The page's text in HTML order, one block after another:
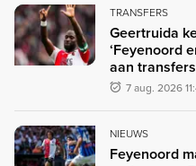
TRANSFERS
Geertruida
‘Feyenoord
aan
7 aug. 2026
NIEUWS
Feyenoord